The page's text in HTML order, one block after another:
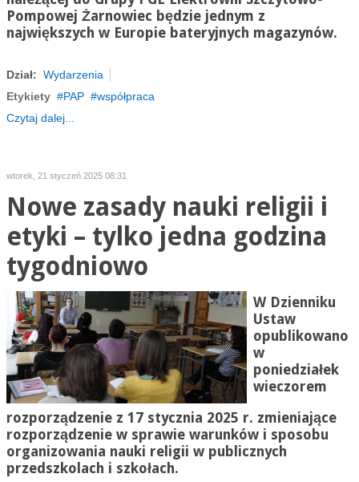
Pompowej Żarnowiec będzie jednym z
największych w Europie bateryjnych magazynów.
Dział: Wydarzenia
Etykiety
PAP
współpraca
Czytaj dalej...
wtorek, 21 styczeń 2025 08:31
Nowe zasady nauki religii i
etyki – tylko jedna godzina
tygodniowo
W Dzienniku
Ustaw
opublikowano
w
poniedziałek
wieczorem
rozporządzenie z 17 stycznia 2025 r. zmieniające
rozporządzenie w sprawie warunków i sposobu
organizowania nauki religii w publicznych
przedszkolach i szkołach.